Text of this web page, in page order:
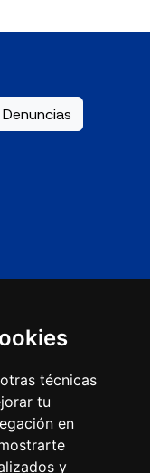
técnicas
tu
en
y
N.S.
Cangas
Logroño
Puente Genil